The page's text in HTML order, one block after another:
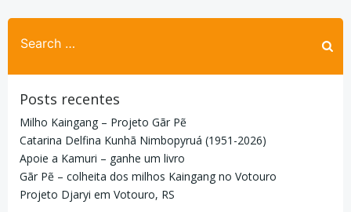
for:
Posts recentes
Milho Kaingang – Projeto Gãr Pẽ
Catarina Delfina Kunhã Nimbopyruá (1951-2026)
Apoie a Kamuri – ganhe um livro
Gãr Pẽ – colheita dos milhos Kaingang no Votouro
Projeto Djaryi em Votouro, RS